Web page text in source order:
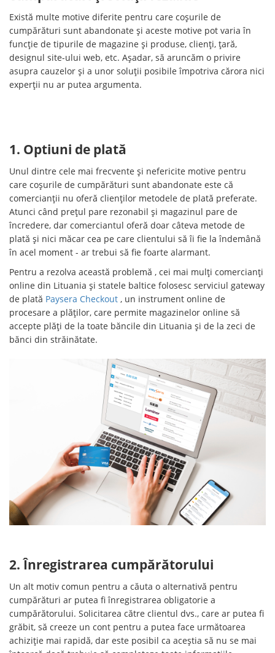
Există multe motive diferite pentru care coșurile de
cumpărături sunt abandonate și aceste motive pot varia în
funcție de tipurile de magazine și produse, clienți, țară,
designul site-ului web, etc. Așadar, să aruncăm o privire
asupra cauzelor și a unor soluții posibile împotriva cărora nici
experții nu ar putea argumenta.
1. Optiuni de plată
Unul dintre cele mai frecvente și nefericite motive pentru
care coșurile de cumpărături sunt abandonate este că
comercianții nu oferă clienților metodele de plată preferate.
Atunci când prețul pare rezonabil și magazinul pare de
încredere, dar comerciantul oferă doar câteva metode de
plată și nici măcar cea pe care clientului să îi fie la îndemână
în acel moment - ar trebui să fie foarte alarmant.
Pentru a rezolva această problemă , cei mai mulți comercianți
online din Lituania și statele baltice folosesc serviciul gateway
de plată Paysera Checkout , un instrument online de
procesare a plăților, care permite magazinelor online să
accepte plăți de la toate băncile din Lituania și de la zeci de
bănci din străinătate.
2. Înregistrarea cumpărătorului
Un alt motiv comun pentru a căuta o alternativă pentru
cumpărături ar putea fi înregistrarea obligatorie a
cumpărătorului. Solicitarea către clientul dvs., care ar putea fi
grăbit, să creeze un cont pentru a putea face următoarea
achiziție mai rapidă, dar este posibil ca aceștia să nu se mai